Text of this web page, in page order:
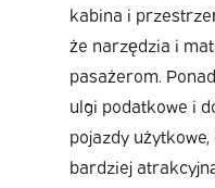
kabina i
że narzędzia i
pasażerom.
ulgi podatkowe i
pojazdy
bardziej